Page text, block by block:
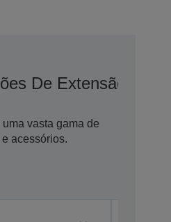
De Extensão De
vasta gama de
acessórios.